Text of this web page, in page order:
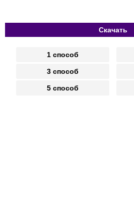
Скачать
1 способ
3 способ
5 способ